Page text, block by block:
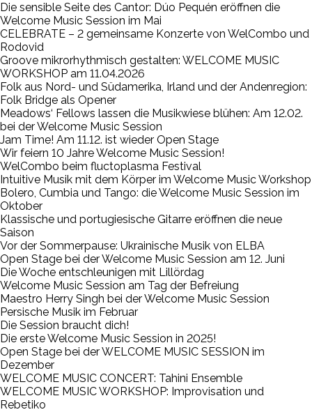
Die sensible Seite des Cantor: Dúo Pequén eröffnen die
Welcome Music Session im Mai
CELEBRATE – 2 gemeinsame Konzerte von WelCombo und
Rodovid
Groove mikrorhythmisch gestalten: WELCOME MUSIC
WORKSHOP am 11.04.2026
Folk aus Nord- und Südamerika, Irland und der Andenregion:
Folk Bridge als Opener
Meadows‘ Fellows lassen die Musikwiese blühen: Am 12.02.
bei der Welcome Music Session
Jam Time! Am 11.12. ist wieder Open Stage
Wir feiern 10 Jahre Welcome Music Session!
WelCombo beim fluctoplasma Festival
Intuitive Musik mit dem Körper im Welcome Music Workshop
Bolero, Cumbia und Tango: die Welcome Music Session im
Oktober
Klassische und portugiesische Gitarre eröffnen die neue
Saison
Vor der Sommerpause: Ukrainische Musik von ELBA
Open Stage bei der Welcome Music Session am 12. Juni
Die Woche entschleunigen mit Lillördag
Welcome Music Session am Tag der Befreiung
Maestro Herry Singh bei der Welcome Music Session
Persische Musik im Februar
Die Session braucht dich!
Die erste Welcome Music Session in 2025!
Open Stage bei der WELCOME MUSIC SESSION im
Dezember
WELCOME MUSIC CONCERT: Tahini Ensemble
WELCOME MUSIC WORKSHOP: Improvisation und
Rebetiko